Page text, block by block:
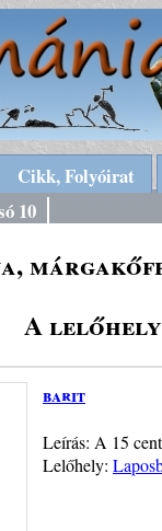
Cikk, Folyóirat
10
A lelőhely
barit
Leírás: A 15
Lelőhely: